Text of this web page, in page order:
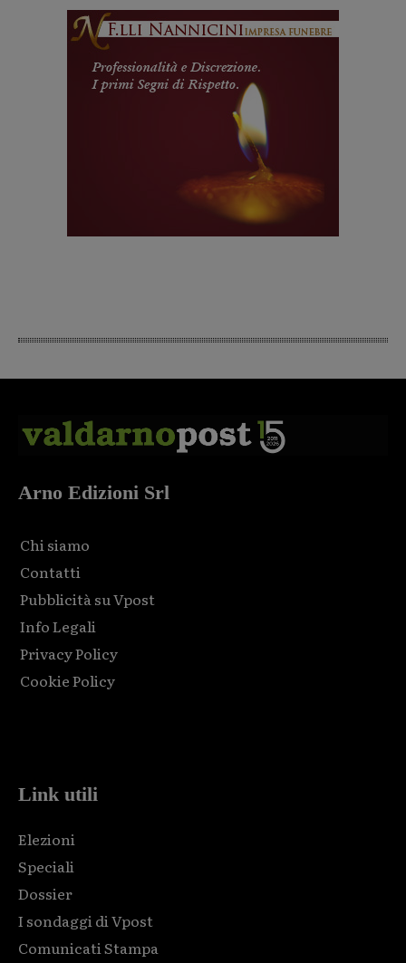
Arno Edizioni Srl
Chi siamo
Contatti
Pubblicità su Vpost
Info Legali
Privacy Policy
Cookie Policy
Link utili
Elezioni
Speciali
Dossier
I sondaggi di Vpost
Comunicati Stampa